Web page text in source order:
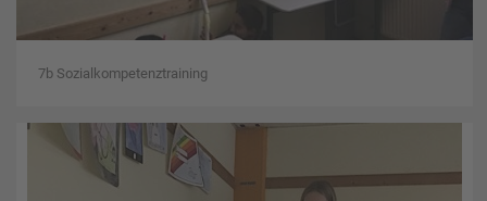
7b Sozialkompetenztraining